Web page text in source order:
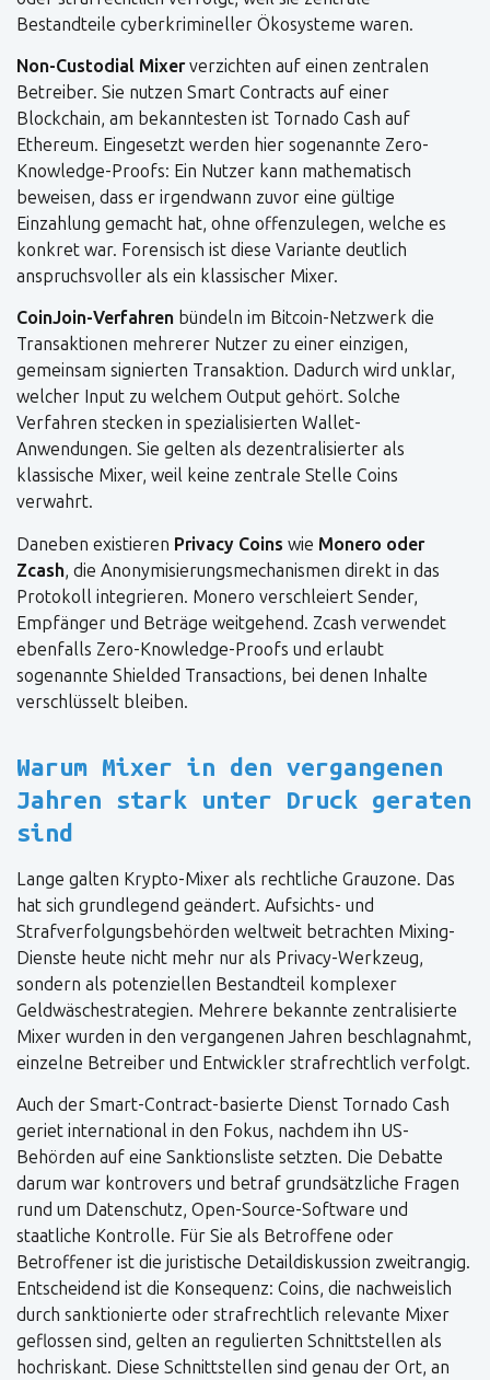
Bestandteile cyberkrimineller Ökosysteme waren.
Non-Custodial Mixerverzichten auf einen zentralen
Betreiber. Sie nutzen Smart Contracts auf einer
Blockchain, am bekanntesten ist Tornado Cash auf
Ethereum. Eingesetzt werden hier sogenannte Zero-
Knowledge-Proofs: Ein Nutzer kann mathematisch
beweisen, dass er irgendwann zuvor eine gültige
Einzahlung gemacht hat, ohne offenzulegen, welche es
konkret war. Forensisch ist diese Variante deutlich
anspruchsvoller als ein klassischer Mixer.
CoinJoin-Verfahren bündeln im Bitcoin-Netzwerk die
Transaktionen mehrerer Nutzer zu einer einzigen,
gemeinsam signierten Transaktion. Dadurch wird unklar,
welcher Input zu welchem Output gehört. Solche
Verfahren stecken in spezialisierten Wallet-
Anwendungen. Sie gelten als dezentralisierter als
klassische Mixer, weil keine zentrale Stelle Coins
verwahrt.
Daneben existieren Privacy Coins wie Monero oder
Zcash, die Anonymisierungsmechanismen direkt in das
Protokoll integrieren. Monero verschleiert Sender,
Empfänger und Beträge weitgehend. Zcash verwendet
ebenfalls Zero-Knowledge-Proofs und erlaubt
sogenannte Shielded Transactions, bei denen Inhalte
verschlüsselt bleiben.
Warum Mixer in den vergangenen
Jahren stark unter Druck geraten
sind
Lange galten Krypto-Mixer als rechtliche Grauzone. Das
hat sich grundlegend geändert. Aufsichts- und
Strafverfolgungsbehörden weltweit betrachten Mixing-
Dienste heute nicht mehr nur als Privacy-Werkzeug,
sondern als potenziellen Bestandteil komplexer
Geldwäschestrategien. Mehrere bekannte zentralisierte
Mixer wurden in den vergangenen Jahren beschlagnahmt,
einzelne Betreiber und Entwickler strafrechtlich verfolgt.
Auch der Smart-Contract-basierte Dienst Tornado Cash
geriet international in den Fokus, nachdem ihn US-
Behörden auf eine Sanktionsliste setzten. Die Debatte
darum war kontrovers und betraf grundsätzliche Fragen
rund um Datenschutz, Open-Source-Software und
staatliche Kontrolle. Für Sie als Betroffene oder
Betroffener ist die juristische Detaildiskussion zweitrangig.
Entscheidend ist die Konsequenz: Coins, die nachweislich
durch sanktionierte oder strafrechtlich relevante Mixer
geflossen sind, gelten an regulierten Schnittstellen als
hochriskant. Diese Schnittstellen sind genau der Ort, an